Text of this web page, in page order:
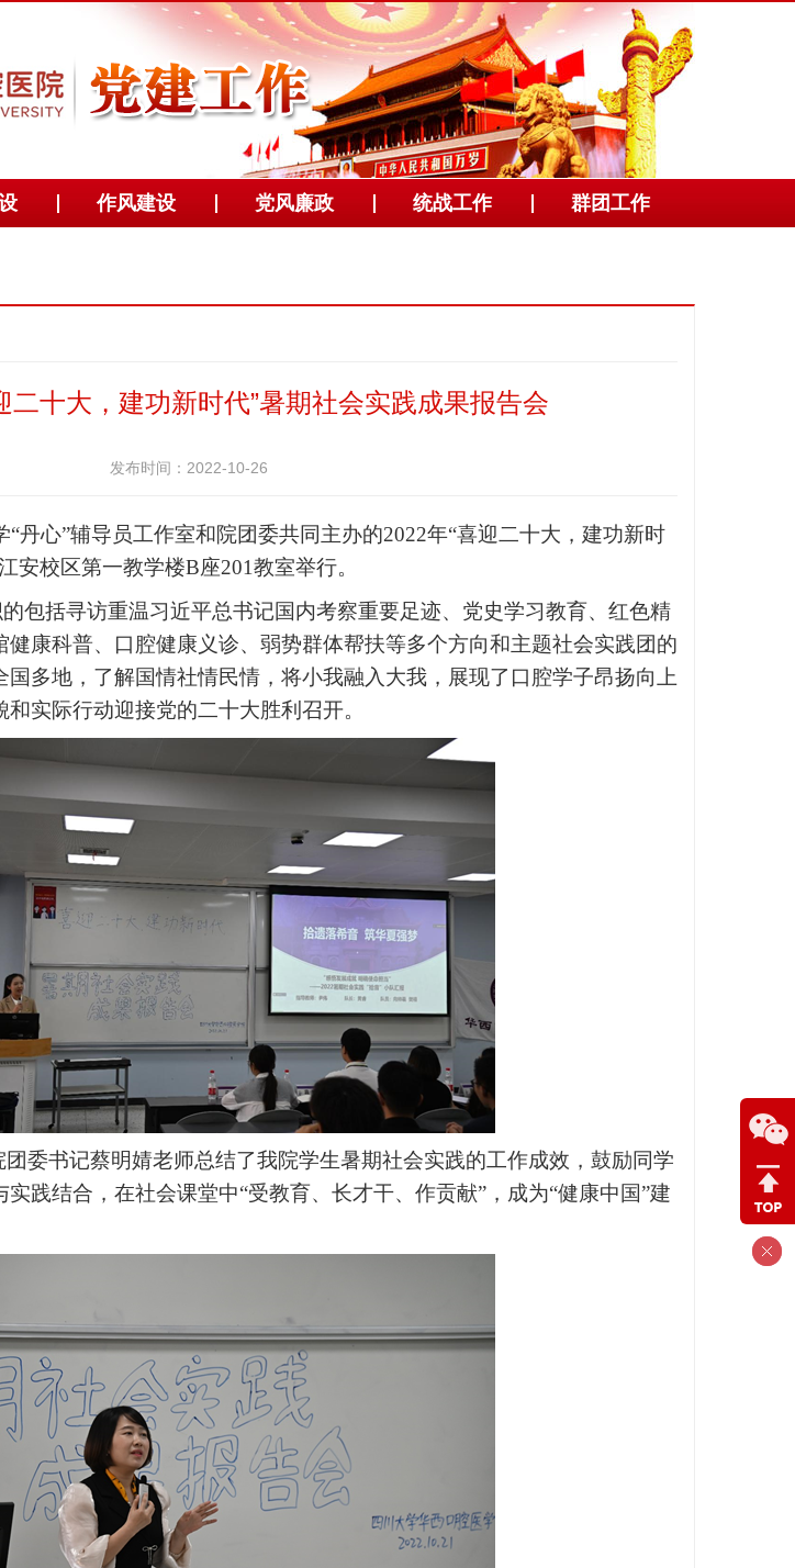
作风建设 党风廉政 统战工作 群团工作
二十大，建功新时代”暑期社会实践成果报告会
发布时间：2022-10-26
“丹心”辅导员工作室和院团委共同主办的2022年“喜迎二十大，建功新时
安校区第一教学楼B座201教室举行。
包括寻访重温习近平总书记国内考察重要足迹、党史学习教育、红色精
康科普、口腔健康义诊、弱势群体帮扶等多个方向和主题社会实践团的
多地，了解国情社情民情，将小我融入大我，展现了口腔学子昂扬向上
实际行动迎接党的二十大胜利召开。
委书记蔡明婧老师总结了我院学生暑期社会实践的工作成效，鼓励同学
践结合，在社会课堂中“受教育、长才干、作贡献”，成为“健康中国”建